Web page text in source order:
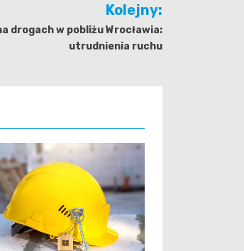
Kolejny:
drogach w pobliżu Wrocławia:
utrudnienia ruchu